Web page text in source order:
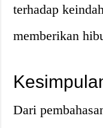
terhadap
memberikan
Dari